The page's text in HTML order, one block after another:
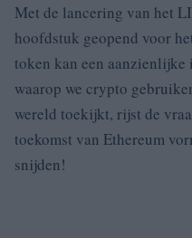
Met de lancering van het
hoofdstuk geopend voor
token kan een
waarop we crypto
wereld toekijkt, rijst de
toekomst van Ethereum
snijden!